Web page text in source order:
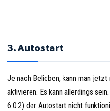
3. Autostart
Je nach Belieben, kann man
aktivieren. Es kann allerdings
6.0.2) der Autostart nicht